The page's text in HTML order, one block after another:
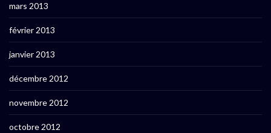
mars 2013
février 2013
janvier 2013
décembre 2012
novembre 2012
octobre 2012